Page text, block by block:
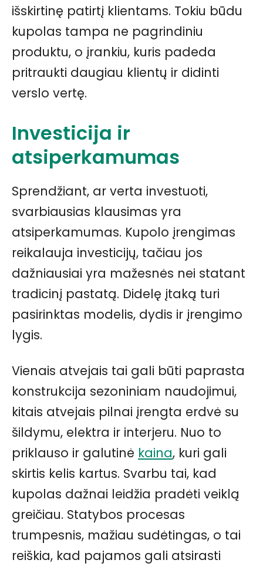
išskirtinę patirtį klientams. Tokiu būdu
kupolas tampa ne pagrindiniu
produktu, o įrankiu, kuris padeda
pritraukti daugiau klientų ir didinti
verslo vertę.
Investicija ir
atsiperkamumas
Sprendžiant, ar verta investuoti,
svarbiausias klausimas yra
atsiperkamumas. Kupolo įrengimas
reikalauja investicijų, tačiau jos
dažniausiai yra mažesnės nei statant
tradicinį pastatą. Didelę įtaką turi
pasirinktas modelis, dydis ir įrengimo
lygis.
Vienais atvejais tai gali būti paprasta
konstrukcija sezoniniam naudojimui,
kitais atvejais pilnai įrengta erdvė su
šildymu, elektra ir interjeru. Nuo to
priklauso ir galutinė kaina, kuri gali
skirtis kelis kartus. Svarbu tai, kad
kupolas dažnai leidžia pradėti veiklą
greičiau. Statybos procesas
trumpesnis, mažiau sudėtingas, o tai
reiškia, kad pajamos gali atsirasti